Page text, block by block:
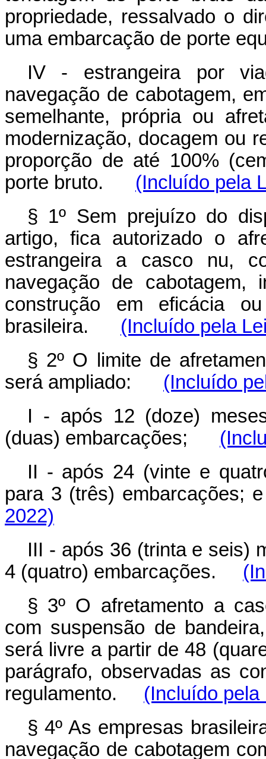
propriedade, ressalvado o
uma embarcação de porte
IV - estrangeira por
navegação de cabotagem,
semelhante, própria ou
modernização, docagem ou
proporção de até 100%
porte bruto. (Incluído pela
§ 1º Sem prejuízo do
artigo, fica autorizado o
estrangeira a casco nu,
navegação de cabotagem,
construção em eficácia
brasileira. (Incluído pela
§ 2º O limite de
será ampliado: (Incluído
I - após 12 (doze)
(duas) embarcações;
II - após 24 (vinte e
para 3 (três)
2022)
III - após 36 (trinta e seis)
4 (quatro) embarcações.
§ 3º O afretamento a
com suspensão de
será livre a partir de 48
parágrafo, observadas as
regulamento. (Incluído pela
§ 4º As empresas
navegação de cabotagem